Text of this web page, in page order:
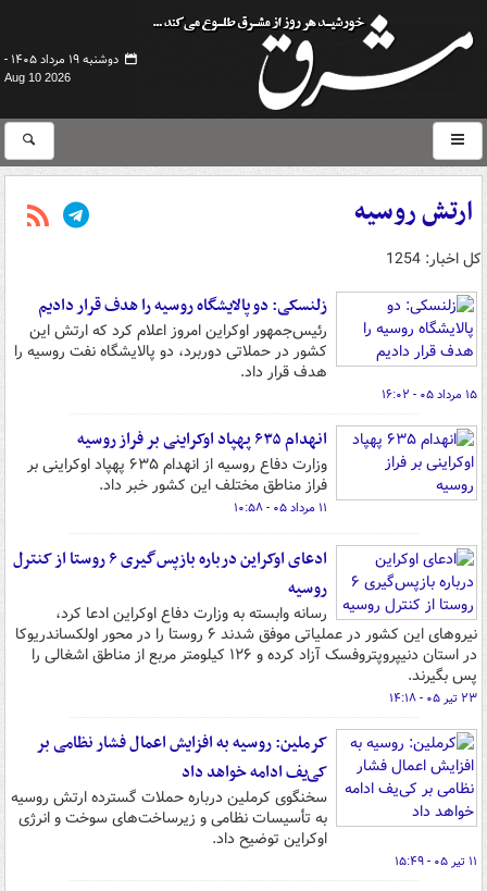
دوشنبه ۱۹ مرداد ۱۴۰۵ -
Aug 10 2026
ارتش روسیه
کل اخبار: 1254
زلنسکی: دو پالایشگاه روسیه را هدف قرار دادیم
رئیس‌جمهور اوکراین امروز اعلام کرد که ارتش این
کشور در حملاتی دوربرد، دو پالایشگاه نفت روسیه را
هدف قرار داد.
۱۵ مرداد ۰۵ - ۱۶:۰۲
انهدام ۶۳۵ پهپاد اوکراینی بر فراز روسیه
وزارت دفاع روسیه از انهدام ۶۳۵ پهپاد اوکراینی بر
فراز مناطق مختلف این کشور خبر داد.
۱۱ مرداد ۰۵ - ۱۰:۵۸
ادعای اوکراین درباره بازپس‌گیری ۶ روستا از کنترل
روسیه
رسانه وابسته به وزارت دفاع اوکراین ادعا کرد،
نیروهای این کشور در عملیاتی موفق شدند ۶ روستا را در محور اولکساندریوکا
در استان دنیپروپتروفسک آزاد کرده و ۱۲۶ کیلومتر مربع از مناطق اشغالی را
پس بگیرند.
۲۳ تیر ۰۵ - ۱۴:۱۸
کرملین: روسیه به افزایش اعمال فشار نظامی بر
کی‌یف ادامه خواهد داد
سخنگوی کرملین درباره حملات گسترده ارتش روسیه
به تأسیسات نظامی و زیرساخت‌های سوخت و انرژی
اوکراین توضیح داد.
۱۱ تیر ۰۵ - ۱۵:۴۹